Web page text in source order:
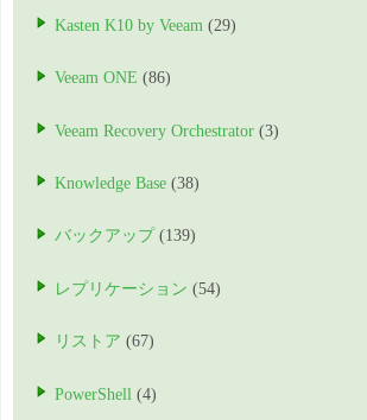
Kasten K10 by Veeam (29)
Veeam ONE (86)
Veeam Recovery Orchestrator (3)
Knowledge Base (38)
バックアップ (139)
レプリケーション (54)
リストア (67)
PowerShell (4)